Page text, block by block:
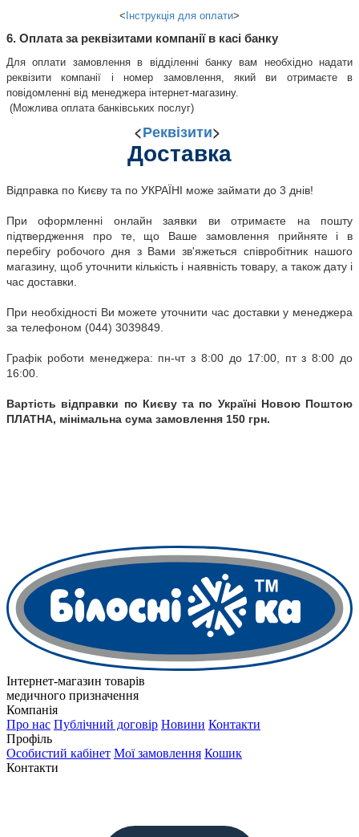
< Інструкція для оплати>
6. Оплата за реквізитами компанії в касі банку
Для оплати замовлення в відділенні банку вам необхідно надати
реквізити компанії і номер замовлення, який ви отримаєте в
повідомленні від менеджера інтернет-магазину.
(Можлива оплата банківських послуг)
<Реквізити>
Доставка
Відправка по Києву та по УКРАЇНІ може займати до 3 днів!
При оформленні онлайн заявки ви отримаєте на пошту
підтвердження про те, що Ваше замовлення прийняте і в
перебігу робочого дня з Вами зв'яжеться співробітник нашого
магазину, щоб уточнити кількість і наявність товару, а також дату і
час доставки.
При необхідності Ви можете уточнити час доставки у менеджера
за телефоном (044) 3039849.
Графік роботи менеджера: пн-чт з 8:00 до 17:00, пт з 8:00 до
16:00.
Вартість відправки по Києву та по Україні Новою Поштою
ПЛАТНА, мінімальна сума замовлення 150 грн.
Інтернет-магазин товарів
медичного призначення
Компанія
Про нас Публічний договір Новини Контакти
Профіль
Особистий кабінет Мої замовлення Кошик
Контакти